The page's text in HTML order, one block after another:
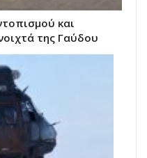
και
της Γαύδου